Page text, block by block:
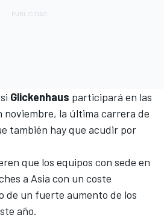
Glickenhaus participará en las
noviembre, la última carrera de
también hay que acudir por
que los equipos con sede en
a Asia con un coste
de un fuerte aumento de los
año.